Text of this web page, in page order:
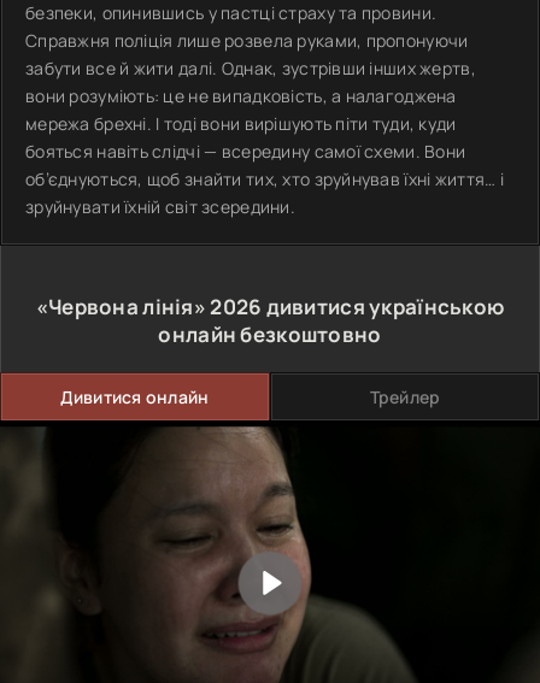
безпеки, опинившись у пастці страху та провини.
Справжня поліція лише розвела руками, пропонуючи
забути все й жити далі. Однак, зустрівши інших жертв,
вони розуміють: це не випадковість, а налагоджена
мережа брехні. І тоді вони вирішують піти туди, куди
бояться навіть слідчі — всередину самої схеми. Вони
об’єднуються, щоб знайти тих, хто зруйнував їхні життя… і
зруйнувати їхній світ зсередини.
«Червона лінія»2026 дивитися українською
онлайн безкоштовно
Дивитися онлайн Трейлер